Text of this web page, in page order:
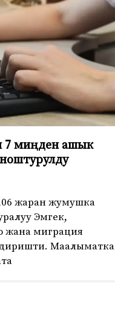
миңден ашык
жаран жумушка
Эмгек,
жана миграция
Маалыматка